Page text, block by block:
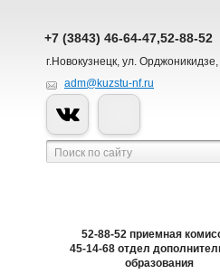
+7 (3843) 46-64-47,52-88-52
г.Новокузнецк, ул.
adm@kuzstu-nf.ru
52-88-52 приемная
45-14-68 отдел
образования